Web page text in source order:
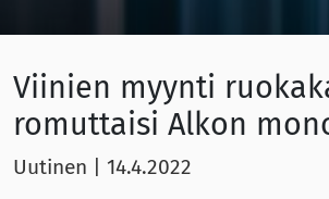
Viinien myynti
romuttaisi Alkon
Uutinen 14.4.2022